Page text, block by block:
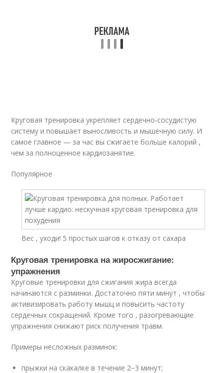
Круговая тренировка укрепляет сердечно-сосудистую
систему и повышает выносливость и мышечную силу. И
самое главное — за час вы сжигаете больше калорий ,
чем за полноценное кардиозанятие.
Популярное
Вес , уходи! 5 простых шагов к отказу от сахара
Круговая тренировка на жиросжигание:
упражнения
Круговые тренировки для сжигания жира всегда
начинаются с разминки. Достаточно пяти минут , чтобы
активизировать работу мышц и повысить частоту
сердечных сокращений. Кроме того , разогревающие
упражнения снижают риск получения травм.
Примеры несложных разминок:
прыжки на скакалке в течение 2−3 минут;